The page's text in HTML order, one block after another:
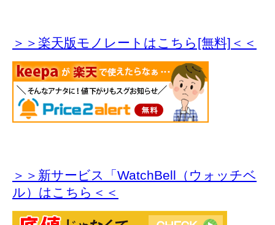
＞＞楽天版モノレートはこちら[無料]＜＜
＞＞新サービス「WatchBell（ウォッチベ
ル）はこちら＜＜